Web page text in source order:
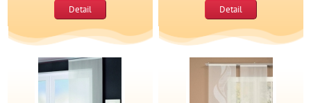
Detail Detail